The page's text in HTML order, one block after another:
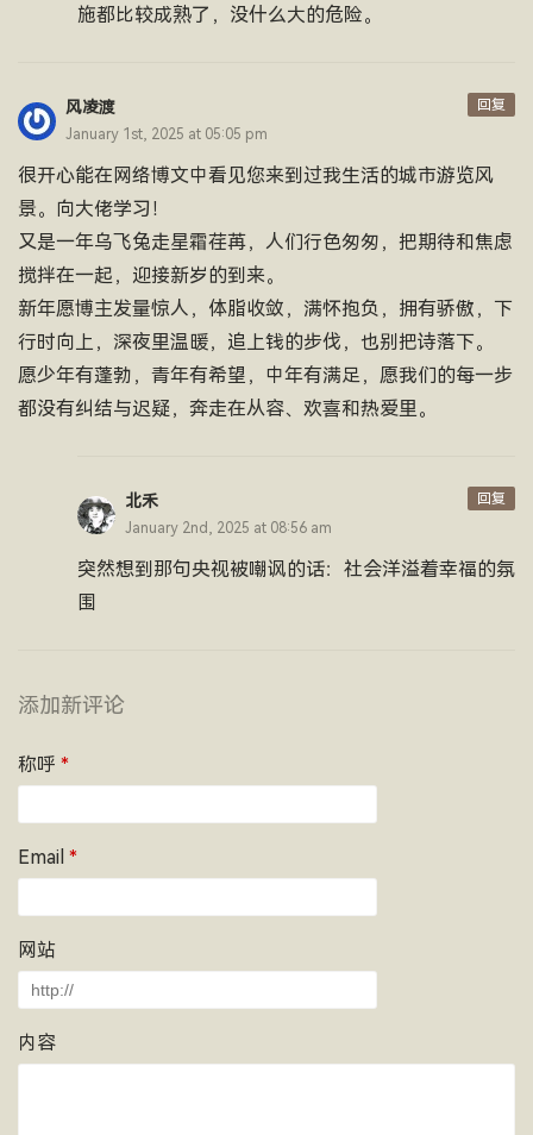
施都比较成熟了，没什么大的危险。
风凌渡
January 1st, 2025 at 05:05 pm
很开心能在网络博文中看见您来到过我生活的城市游览风
景。向大佬学习！
又是一年乌飞兔走星霜荏苒，人们行色匆匆，把期待和焦虑
搅拌在一起，迎接新岁的到来。
新年愿博主发量惊人，体脂收敛，满怀抱负，拥有骄傲，下
行时向上，深夜里温暖，追上钱的步伐，也别把诗落下。
愿少年有蓬勃，青年有希望，中年有满足，愿我们的每一步
都没有纠结与迟疑，奔走在从容、欢喜和热爱里。
回复
北禾
January 2nd, 2025 at 08:56 am
突然想到那句央视被嘲讽的话：社会洋溢着幸福的氛
围
回复
添加新评论
称呼 *
Email *
网站
内容